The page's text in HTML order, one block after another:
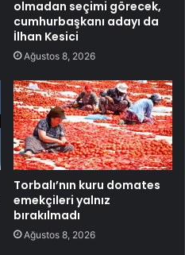
olmadan seçimi görecek,
cumhurbaşkanı adayı da
İlhan Kesici
Ağustos 8, 2026
Torbalı’nın kuru domates
emekçileri yalnız
bırakılmadı
Ağustos 8, 2026